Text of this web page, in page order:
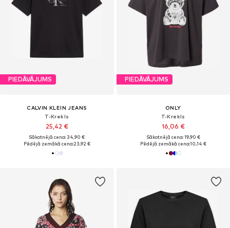
PIEDĀVĀJUMS
CALVIN KLEIN JEANS
T-Krekls
25,42 €
Sākotnējā cena: 34,90 €
Pēdējā zemākā cena:23,92 €
PIEDĀVĀJUMS
ONLY
T-Krekls
16,06 €
Sākotnējā cena: 19,90 €
Pēdējā zemākā cena:10,14 €